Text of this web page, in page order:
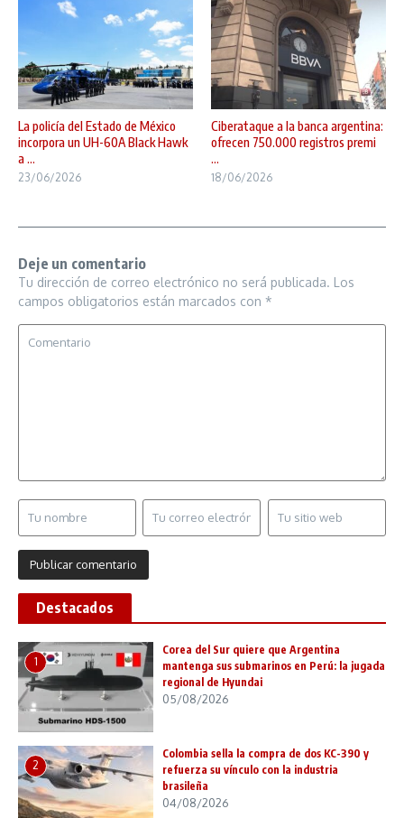
La policía del Estado de México
incorpora un UH-60A Black Hawk
a ...
23/06/2026
Ciberataque a la banca argentina:
ofrecen 750.000 registros premi
...
18/06/2026
Deje un comentario
Tu dirección de correo electrónico no será publicada. Los
campos obligatorios están marcados con *
Destacados
1
Corea del Sur quiere que Argentina
mantenga sus submarinos en Perú: la jugada
regional de Hyundai
05/08/2026
2
Colombia sella la compra de dos KC-390 y
refuerza su vínculo con la industria
brasileña
04/08/2026